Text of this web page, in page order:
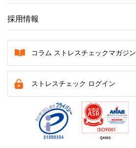
採用情報
コラム ストレスチェックマガジン
ストレスチェック ログイン